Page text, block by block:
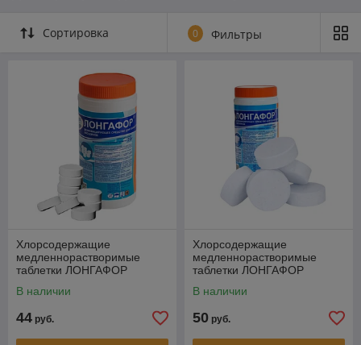
Сортировка 0 Фильтры
Хлорсодержащие
медленнорастворимые
таблетки ЛОНГАФОР
В наличии
44 руб.
Хлорсодержащие
медленнорастворимые
таблетки ЛОНГАФОР
В наличии
50 руб.